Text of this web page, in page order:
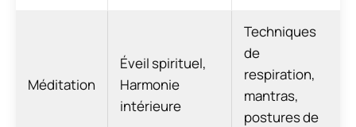
Méditation
Éveil spirituel,
Harmonie
intérieure
Techniques
de
respiration,
mantras,
postures de